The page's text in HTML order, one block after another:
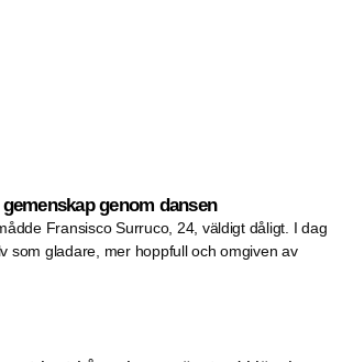
genom dansen
Fransisco Surruco, 24, väldigt dåligt. I dag
som gladare, mer hoppfull och omgiven av